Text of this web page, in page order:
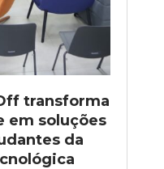
transforma
em soluções
da